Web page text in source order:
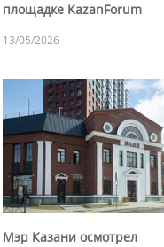
площадке KazanForum
13/05/2026
Мэр Казани осмотрел